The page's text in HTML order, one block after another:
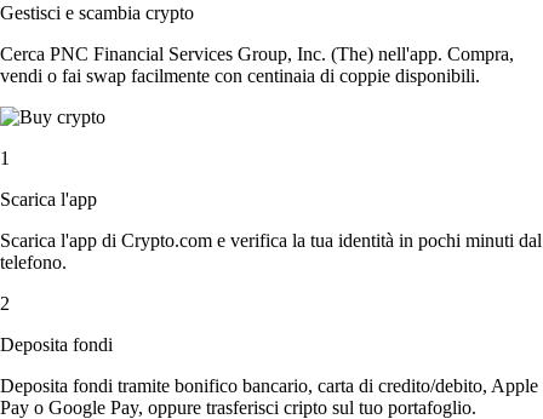
Gestisci e scambia crypto
Cerca PNC Financial Services Group, Inc. (The) nell'app. Compra,
vendi o fai swap facilmente con centinaia di coppie disponibili.
1
Scarica l'app
Scarica l'app di Crypto.com e verifica la tua identità in pochi minuti dal
telefono.
2
Deposita fondi
Deposita fondi tramite bonifico bancario, carta di credito/debito, Apple
Pay o Google Pay, oppure trasferisci cripto sul tuo portafoglio.